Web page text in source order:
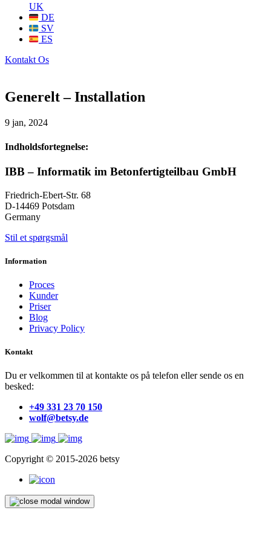
UK
DE
SV
ES
Kontakt Os
Generelt – Installation
9 jan, 2024
Indholdsfortegnelse:
IBB – Informatik im Betonfertigteilbau GmbH
Friedrich-Ebert-Str. 68
D-14469 Potsdam
Germany
Stil et spørgsmål
Information
Proces
Kunder
Priser
Blog
Privacy Policy
Kontakt
Du er velkommen til at kontakte os på telefon eller sende os en
besked:
+49 331 23 70 150
wolf@betsy.de
Copyright © 2015-2026 betsy